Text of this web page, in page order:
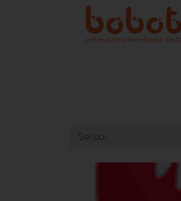
Sei qui: